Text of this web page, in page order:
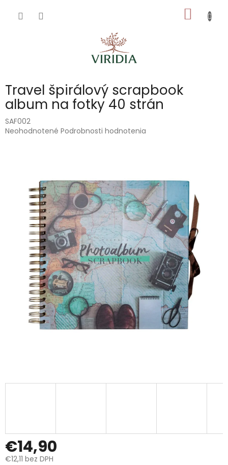
KOŠÍK
Travel špirálový scrapbook
album na fotky 40 strán
SAF002
Priemerné
hviezdičiek.
Neohodnotené Podrobnosti hodnotenia
€14,90
€12,11 bez DPH